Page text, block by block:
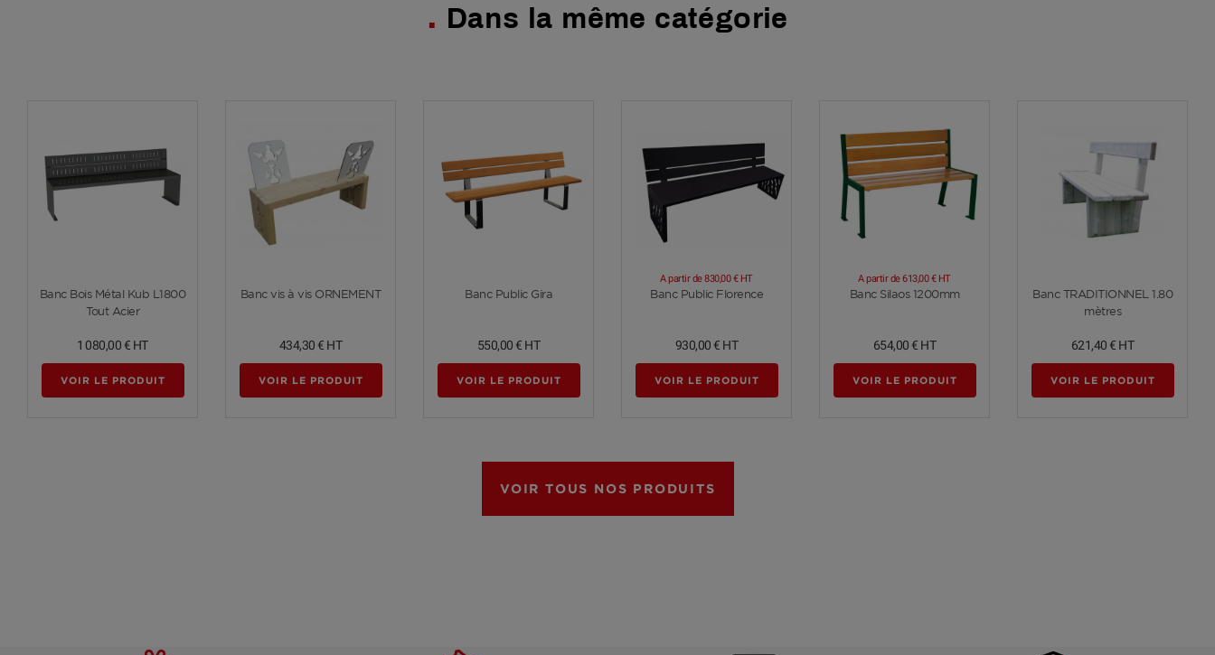
Dans la même catégorie
Voir plus
Banc Bois Métal Kub L1800
Tout Acier
1 080,00 € HT
VOIR LE PRODUIT
Voir plus
Banc vis à vis ORNEMENT
434,30 € HT
VOIR LE PRODUIT
Voir plus
Banc Public Gira
550,00 € HT
VOIR LE PRODUIT
Voir plus
Banc Public Florence
A partir de830,00 € HT
930,00 € HT
VOIR LE PRODUIT
Voir plus
Banc Silaos 1200mm
A partir de613,00 € HT
654,00 € HT
VOIR LE PRODUIT
Voir plus
Banc TRADITIONNEL 1.80
mètres
621,40 € HT
VOIR LE PRODUIT
VOIR TOUS NOS PRODUITS